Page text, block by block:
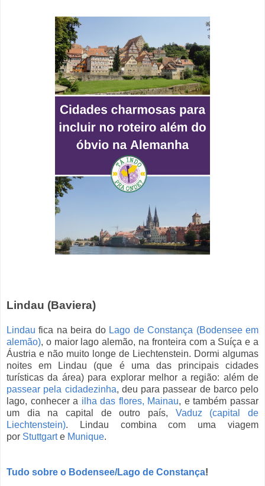
Lindau (Baviera)
Lindau fica na beira do Lago de Constança (Bodensee em
alemão), o maior lago alemão, na fronteira com a Suíça e a
Áustria e não muito longe de Liechtenstein. Dormi algumas
noites em Lindau (que é uma das principais cidades
turísticas da área) para explorar melhor a região: além de
passear pela cidadezinha, deu para passear de barco pelo
lago, conhecer a ilha das flores, Mainau, e também passar
um dia na capital de outro país, Vaduz (capital de
Liechtenstein). Lindau combina com uma viagem
por Stuttgarte Munique.
Tudo sobre o Bodensee/Lago de Constança!